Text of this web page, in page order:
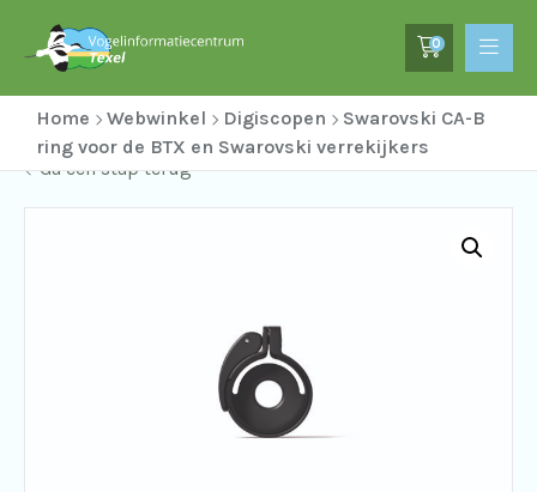
0
Home Webwinkel Digiscopen
Swarovski CA-B
ring voor de BTX en Swarovski verrekijkers
Ga een stap terug